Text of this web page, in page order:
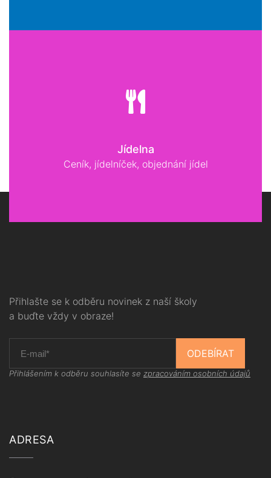
Jídelna
Ceník, jídelníček, objednání jídel
Přihlašte se k odběru novinek z naší školy
a buďte vždy v obraze!
ODEBÍRAT
Přihlášením k odběru souhlasíte se zpracováním osobních údajů
ADRESA